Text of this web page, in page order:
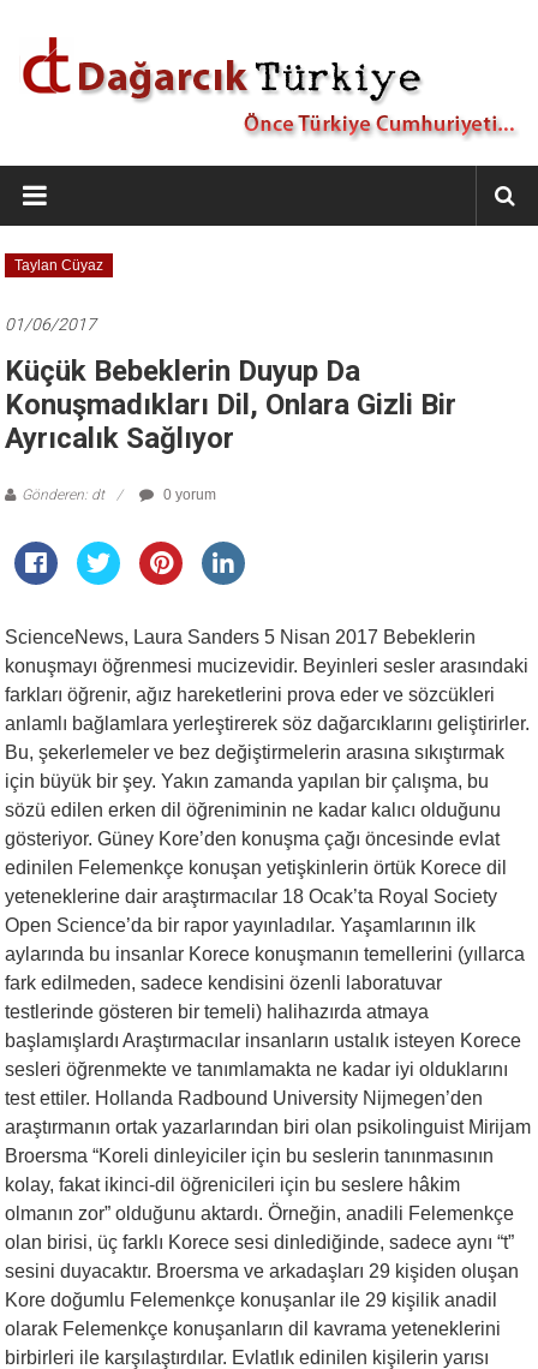
Dağarcık
Türkiye
Önce
Türkiye
Taylan Cüyaz
01/06/2017
Küçük Bebeklerin Duyup Da
Konuşmadıkları Dil, Onlara Gizli Bir
Ayrıcalık Sağlıyor
Gönderen: dt 0 yorum
ScienceNews, Laura Sanders 5 Nisan 2017 Bebeklerin
konuşmayı öğrenmesi mucizevidir. Beyinleri sesler arasındaki
farkları öğrenir, ağız hareketlerini prova eder ve sözcükleri
anlamlı bağlamlara yerleştirerek söz dağarcıklarını geliştirirler.
Bu, şekerlemeler ve bez değiştirmelerin arasına sıkıştırmak
için büyük bir şey. Yakın zamanda yapılan bir çalışma, bu
sözü edilen erken dil öğreniminin ne kadar kalıcı olduğunu
gösteriyor. Güney Kore’den konuşma çağı öncesinde evlat
edinilen Felemenkçe konuşan yetişkinlerin örtük Korece dil
yeteneklerine dair araştırmacılar 18 Ocak’ta Royal Society
Open Science’da bir rapor yayınladılar. Yaşamlarının ilk
aylarında bu insanlar Korece konuşmanın temellerini (yıllarca
fark edilmeden, sadece kendisini özenli laboratuvar
testlerinde gösteren bir temeli) halihazırda atmaya
başlamışlardı Araştırmacılar insanların ustalık isteyen Korece
sesleri öğrenmekte ve tanımlamakta ne kadar iyi olduklarını
test ettiler. Hollanda Radbound University Nijmegen’den
araştırmanın ortak yazarlarından biri olan psikolinguist Mirijam
Broersma “Koreli dinleyiciler için bu seslerin tanınmasının
kolay, fakat ikinci-dil öğrenicileri için bu seslere hâkim
olmanın zor” olduğunu aktardı. Örneğin, anadili Felemenkçe
olan birisi, üç farklı Korece sesi dinlediğinde, sadece aynı “t”
sesini duyacaktır. Broersma ve arkadaşları 29 kişiden oluşan
Kore doğumlu Felemenkçe konuşanlar ile 29 kişilik anadil
olarak Felemenkçe konuşanların dil kavrama yeteneklerini
birbirleri ile karşılaştırdılar. Evlatlık edinilen kişilerin yarısı